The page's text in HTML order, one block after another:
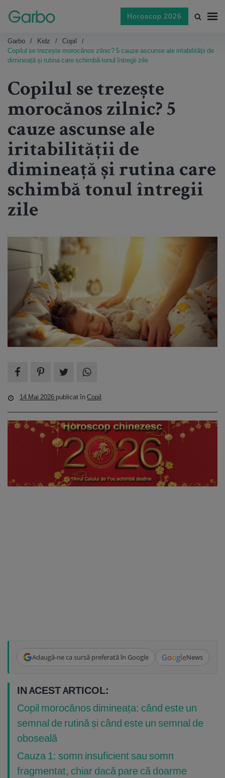
Horoscop 2026
Garbo Kidz
Copil
Copilul se trezește morocănos zilnic? 5 cauze ascunse ale iritabilității de
dimineață și rutina care schimbă tonul întregii zile
Copilul se trezește
morocănos zilnic? 5
cauze ascunse ale
iritabilității de
dimineață și rutina care
schimbă tonul întregii
zile
14 Mai 2026 publicat înCopil
Adaugă-ne ca sursă preferată în Google GoogleNews
IN ACEST ARTICOL:
Copil morocănos dimineața: când este un
semnal de rutină și când este un semnal de
oboseală
Cauza 1: somn insuficient sau somn
fragmentat, chiar dacă pare că doarme